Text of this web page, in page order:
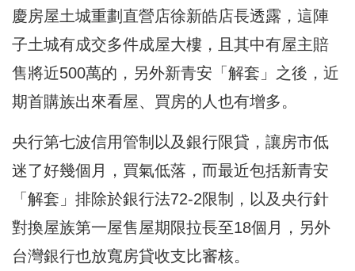
慶房屋土城重劃直營店徐新皓店長透露，這陣
子土城有成交多件成屋大樓，且其中有屋主賠
售將近500萬的，另外新青安「解套」之後，近
期首購族出來看屋、買房的人也有增多。
央行第七波信用管制以及銀行限貸，讓房市低
迷了好幾個月，買氣低落，而最近包括新青安
「解套」排除於銀行法72-2限制，以及央行針
對換屋族第一屋售屋期限拉長至18個月，另外
台灣銀行也放寬房貸收支比審核。